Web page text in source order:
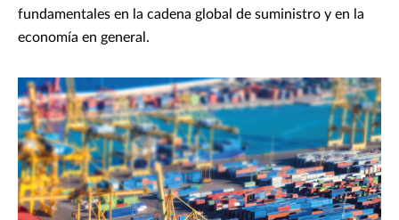
fundamentales en la cadena global de suministro y en la
economía en general.